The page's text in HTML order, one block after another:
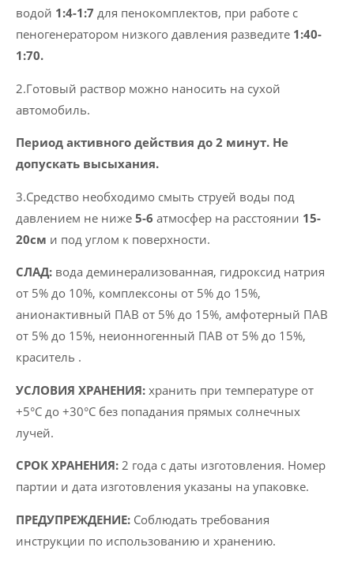
водой 1:4-1:7 для пенокомплектов, при работе с
пеногенератором низкого давления разведите 1:40-
1:70.
2.Готовый раствор можно наносить на сухой
автомобиль.
Период активного действия до 2 минут. Не
допускать высыхания.
3.Средство необходимо смыть струей воды под
давлением не ниже 5-6 атмосфер на расстоянии 15-
20см и под углом к ​​поверхности.
CЛАД: вода деминерализованная, гидроксид натрия
от 5% до 10%, комплексоны от 5% до 15%,
анионактивный ПАВ от 5% до 15%, амфотерный ПАВ
от 5% до 15%, неионногенный ПАВ от 5% до 15%,
краситель .
УСЛОВИЯ ХРАНЕНИЯ: хранить при температуре от
+5°C до +30°C без попадания прямых солнечных
лучей.
СРОК ХРАНЕНИЯ: 2 года с даты изготовления. Номер
партии и дата изготовления указаны на упаковке.
ПРЕДУПРЕЖДЕНИЕ: Соблюдать требования
инструкции по использованию и хранению.